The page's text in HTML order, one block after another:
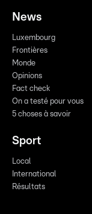
News
Luxembourg
Frontières
Monde
Opinions
Fact check
On a testé pour vous
5 choses à savoir
Sport
Local
International
Résultats